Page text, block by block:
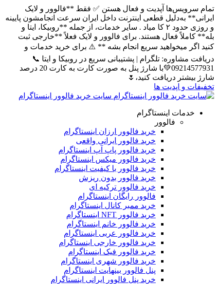
آپدیت و فعال هستن ✅ فقط **فالوور و لایک
به‌دلیل قطعی اینترنت داخل ایران سرعت انجامشون پایینه
و روزی حدود ۲ کا میاد . سایر خدمات، از جمله **روبیکا، ایتا و
فعال هستند. برای فالوور و لایک فعلاً **خارجی ثبت
میخواهید سریع انجام بشه ** ⚠️ برای خرید خدمات و
تلگرام | پشتیبانی سریع در روبیکا و ایتا 📞
09214577931💚با شارژ پنل به صورت کارت به کارت 20 درصد
دریافت کنید،🌷
و اپدیت ها
سایت خرید فالوور اینستاگرام
اینستاگرام
خرید فالوور ارزان اینستاگرام
خرید فالوور ایرانی واقعی
خرید فالوور پاپ آپ اینستاگرام
خرید فالوور میکس اینستاگرام
خرید فالوور با کیفیت اینستاگرام
خرید فالوور بدون ریزش
خرید فالوور ترکیه ای
فالوور رایگان اینستاگرام
خرید ممبر کانال اینستاگرام
خرید فالوور NFT اینستاگرام
خرید فالوور خانم اینستاگرام
خرید فالوور عربی اینستاگرام
خرید فالوور خارجی اینستاگرام
خرید فالوور فیک اینستاگرام
خرید فالوور شهری اینستاگرام
پنل فالوور بینهایت اینستاگرام
خرید پنل فالوور ایرانی اینستاگرام